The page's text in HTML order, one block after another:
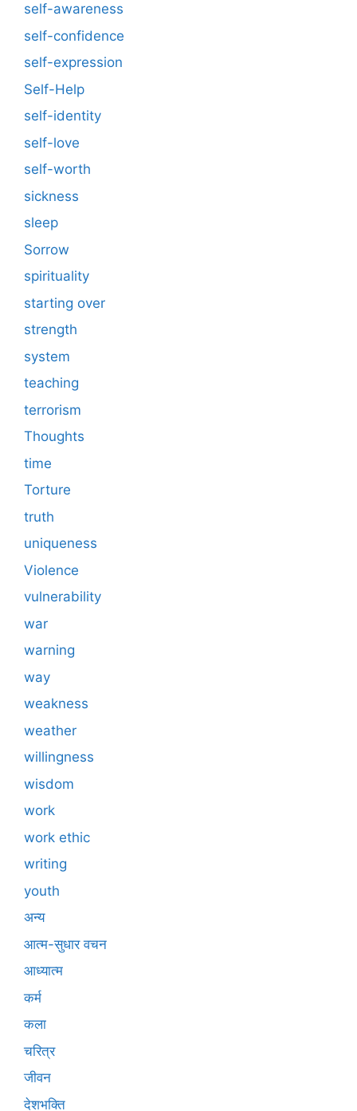
self-awareness
self-confidence
self-expression
Self-Help
self-identity
self-love
self-worth
sickness
sleep
Sorrow
spirituality
starting over
strength
system
teaching
terrorism
Thoughts
time
Torture
truth
uniqueness
Violence
vulnerability
war
warning
way
weakness
weather
willingness
wisdom
work
work ethic
writing
youth
अन्य
आत्म-सुधार वचन
आध्यात्म
कर्म
कला
चरित्र
जीवन
देशभक्ति